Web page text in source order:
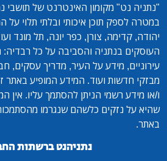
"נתניה נט" מקומון האינטרנט של תושבי
במטרה לספק תוכן איכותי ובלתי תלוי
יהודה, קדימה, צורן, כפר יונה, תל מונד
העוסקים בנתניה והסביבה על כל רבדיה:
עירוניים, מידע על העיר, מדריך עסקים,
מבזקי חדשות ועוד. המידע המופיע באתר
ו/או מידע רשמי הניתן להסתמך עליו.
שהיא על נזקים כלשהם שנגרמו
באתר.
נתניהנט ברשתות